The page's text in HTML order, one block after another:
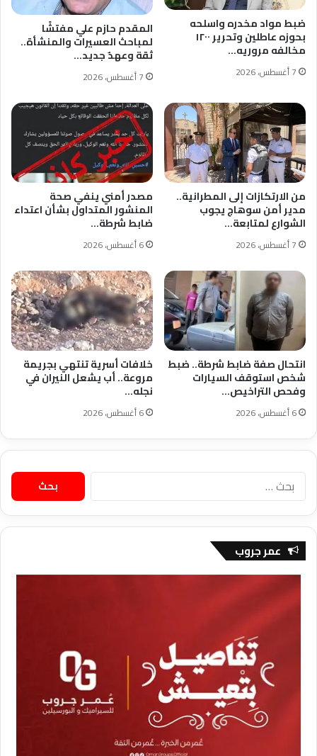
ضبط مواد مخدره واسلحه
بحوزه عاطلين وتحرير ١٢٠٠
مخالفه مروريه…
7 أغسطس، 2026
المقدم حازم علي مفتشًا
لمباحث العسيرات والمنشأة..
ثقة وعهدٌ جديد…
7 أغسطس، 2026
من الارتكازات إلى المطرانية..
مدير أمن سوهاج يجوب
الشوارع لمتابعة…
7 أغسطس، 2026
مصدر أمني ينفي صحة
المنشور المتداول بشأن اعتداء
ضابط شرطة…
6 أغسطس، 2026
انتحال صفة ضابط شرطة.. ضبط
شخص استوقف السيارات
وفحص التراخيص…
6 أغسطس، 2026
خلافات أسرية تنتهي بجريمة
مروعة.. أب يشعل النيران في
نجله…
6 أغسطس، 2026
البحث
عن:
عمر جروب